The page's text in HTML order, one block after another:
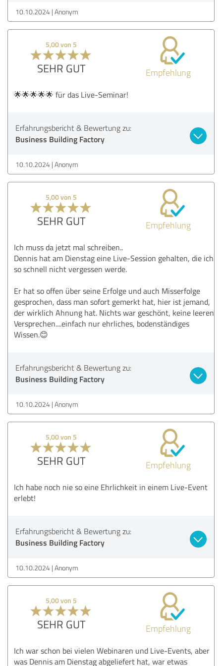
10.10.2024 Anonym
5,00 von 5
SEHR GUT Empfehlung
🌟🌟🌟🌟🌟 für das Live-Seminar!
Erfahrungsbericht & Bewertung zu:
Business Building Factory
10.10.2024 Anonym
5,00 von 5
SEHR GUT Empfehlung
Ich muss da jetzt mal schreiben..
Dennis hat am Dienstag eine Live-Session gehalten, die ich
so schnell nicht vergessen werde.
Er hat so offen über seine Erfolge und auch Misserfolge
gesprochen, dass man sofort gemerkt hat, hier ist jemand,
der wirklich Ahnung hat. Nichts war geschönt, keine leeren
Versprechen....einfach nur ehrliches, bodenständiges
Wissen.😊
Erfahrungsbericht & Bewertung zu:
Business Building Factory
10.10.2024 Anonym
5,00 von 5
SEHR GUT Empfehlung
Ich habe noch nie so eine Ehrlichkeit in einem Live-Event
erlebt!
Erfahrungsbericht & Bewertung zu:
Business Building Factory
10.10.2024 Anonym
5,00 von 5
SEHR GUT Empfehlung
Ich war schon bei vielen Webinaren und Live-Events, aber
was Dennis am Dienstag abgeliefert hat, war etwas